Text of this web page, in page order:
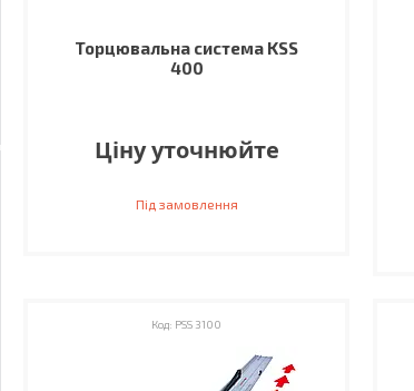
Торцювальна система KSS
400
Ціну уточнюйте
Під замовлення
PSS 3100